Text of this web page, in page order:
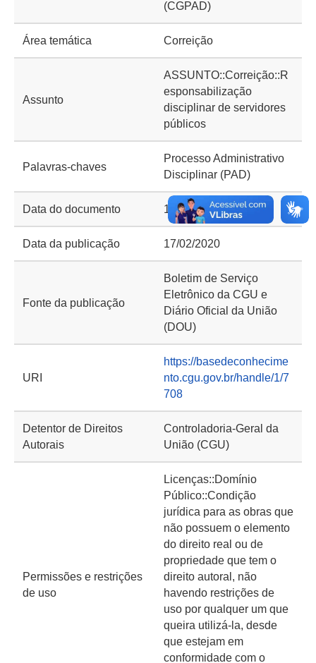
(CGPAD)
Área temática Correição
Assunto
ASSUNTO::Correição::R
esponsabilização
disciplinar de servidores
públicos
Palavras-chaves
Processo Administrativo
Disciplinar (PAD)
Data do documento 14/02/2020
Data da publicação 17/02/2020
Fonte da publicação
Boletim de Serviço
Eletrônico da CGU e
Diário Oficial da União
(DOU)
URI
https://basedeconhecime
nto.cgu.gov.br/handle/1/7
708
Detentor de Direitos
Autorais
Controladoria-Geral da
União (CGU)
Permissões e restrições
de uso
Licenças::Domínio
Público::Condição
jurídica para as obras que
não possuem o elemento
do direito real ou de
propriedade que tem o
direito autoral, não
havendo restrições de
uso por qualquer um que
queira utilizá-la, desde
que estejam em
conformidade com o